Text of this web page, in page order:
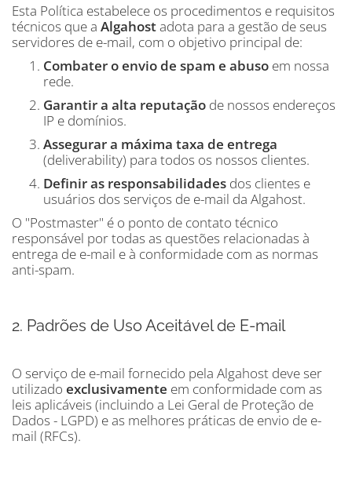
Esta Política estabelece os procedimentos e requisitos
técnicos que a Algahostadota para a gestão de seus
servidores de e-mail, com o objetivo principal de:
Combater o envio de spam e abuso em nossa
rede.
Garantir a alta reputação de nossos endereços
IP e domínios.
Assegurar a máxima taxa de entrega
(deliverability) para todos os nossos clientes.
Definir as responsabilidades dos clientes e
usuários dos serviços de e-mail da Algahost.
O "Postmaster" é o ponto de contato técnico
responsável por todas as questões relacionadas à
entrega de e-mail e à conformidade com as normas
anti-spam.
2. Padrões de Uso Aceitável de E-mail
O serviço de e-mail fornecido pela Algahost deve ser
utilizado exclusivamente em conformidade com as
leis aplicáveis (incluindo a Lei Geral de Proteção de
Dados - LGPD) e as melhores práticas de envio de e-
mail (RFCs).